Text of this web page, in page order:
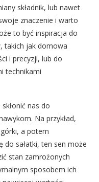
składnik, lub nawet
znaczenie i warto
to być inspiracja do
takich jak domowa
i precyzji, lub do
technikami
nas do
Na przykład,
a potem
do sałatki, ten sen może
stan zamrożonych
sposobem ich